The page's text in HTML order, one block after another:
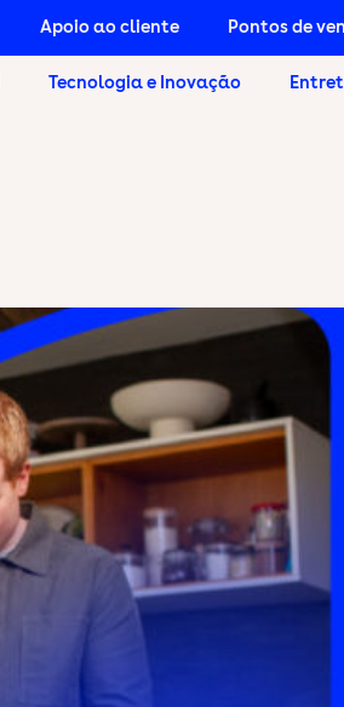
Apoio ao cliente Pontos de
Tecnologia e Inovação